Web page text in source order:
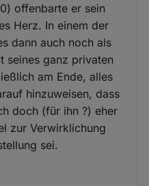
offenbarte er sein
Herz. In einem der
dann auch noch als
seines ganz privaten
am Ende, alles
hinzuweisen, dass
doch (für ihn ?) eher
zur Verwirklichung
sei.